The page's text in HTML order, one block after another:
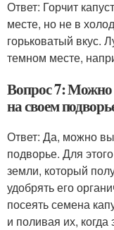
Ответ: Горчит
месте, но не в
горьковатый вкус.
темном месте,
Вопрос 7: Можно
на своем
Ответ: Да, можно
подворье. Для
земли, который
удобрять его
посеять семена
и поливая их,